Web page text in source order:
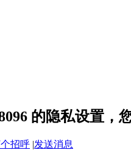
的隐私设置，
招呼 |发送消息